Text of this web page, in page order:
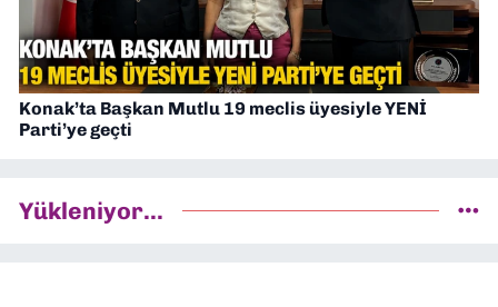
Konak’ta Başkan Mutlu 19 meclis üyesiyle YENİ
Parti’ye geçti
Yükleniyor...